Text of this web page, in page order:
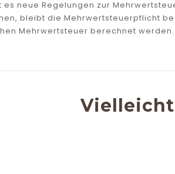
es neue Regelungen zur
bleibt die Mehrwertsteuerpflicht
Mehrwertsteuer berechnet werden.